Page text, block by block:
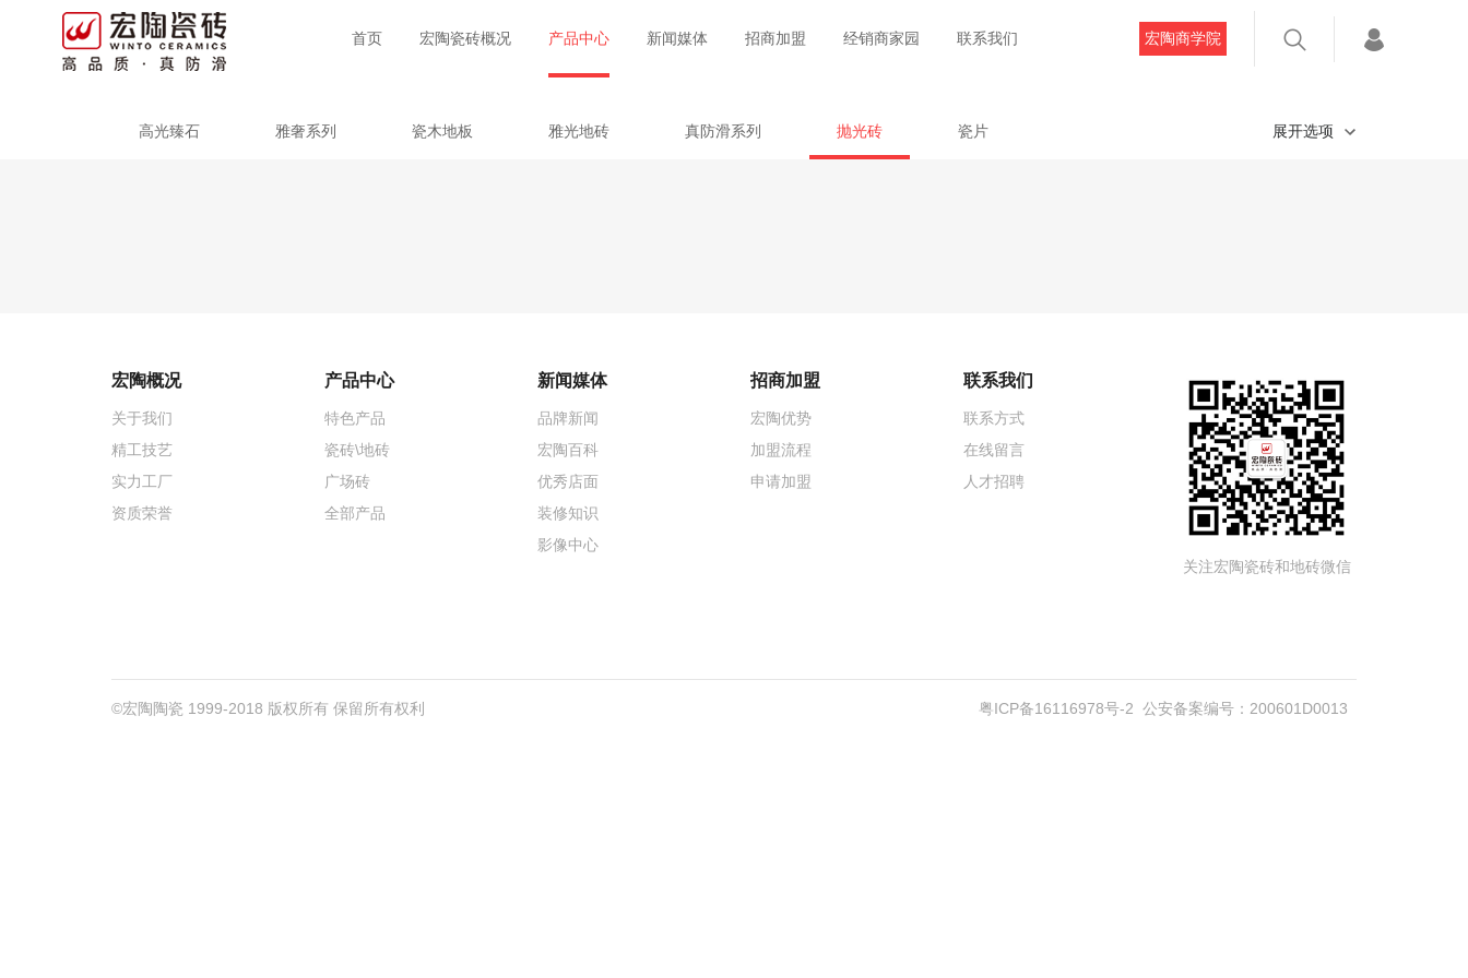
首页 宏陶瓷砖概况 产品中心 新闻媒体 招商加盟 经销商家园 联系我们 宏陶商学院
高光臻石 雅奢系列 瓷木地板 雅光地砖 真防滑系列 抛光砖 瓷片 展开选项
宏陶概况
关于我们
精工技艺
实力工厂
资质荣誉
产品中心
特色产品
瓷砖\地砖
广场砖
全部产品
新闻媒体
品牌新闻
宏陶百科
优秀店面
装修知识
影像中心
招商加盟
宏陶优势
加盟流程
申请加盟
联系我们
联系方式
在线留言
人才招聘
关注宏陶瓷砖和地砖微信
©宏陶陶瓷 1999-2018 版权所有 保留所有权利 粤ICP备16116978号-2 公安备案编号：200601D0013